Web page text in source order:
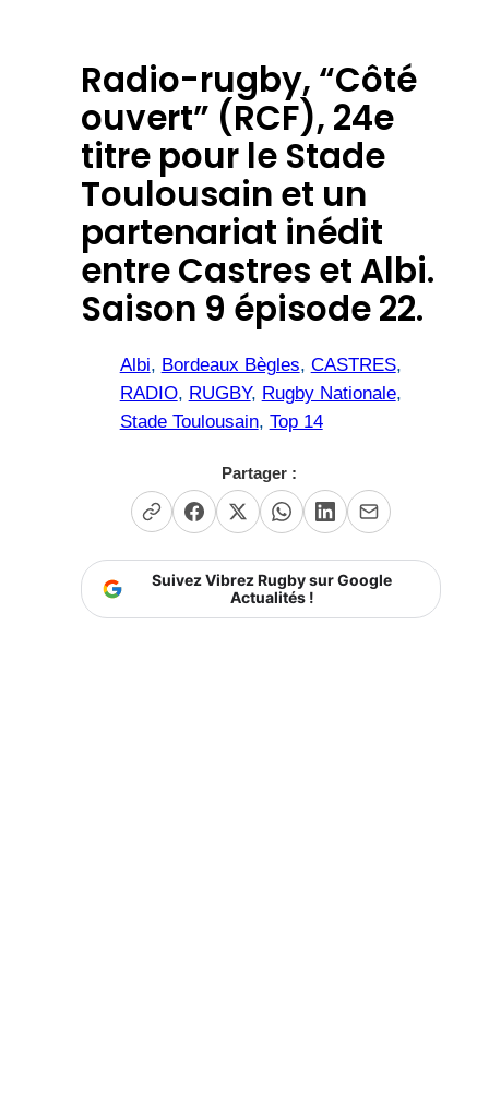
Radio-rugby, “Côté
ouvert” (RCF), 24e
titre pour le Stade
Toulousain et un
partenariat inédit
entre Castres et Albi.
Saison 9 épisode 22.
Albi, Bordeaux Bègles, CASTRES
RADIO, RUGBY, Rugby Nationale
Stade Toulousain, Top 14
Partager :
Suivez Vibrez Rugby sur Google
Actualités !